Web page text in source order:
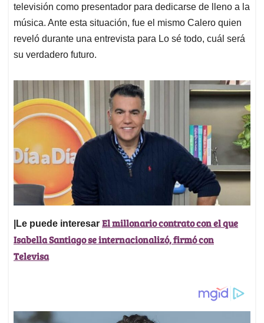
televisión como presentador para dedicarse de lleno a la
música. Ante esta situación, fue el mismo Calero quien
reveló durante una entrevista para Lo sé todo, cuál será
su verdadero futuro.
|Le puede interesar El millonario contrato con el que
Isabella Santiago se internacionalizó, firmó con
Televisa